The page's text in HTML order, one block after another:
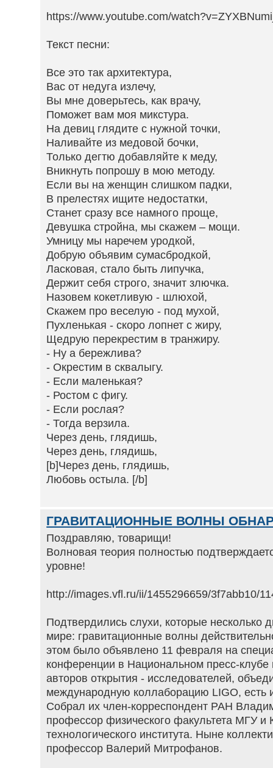
https://www.youtube.com/
Текст песни:
Все это так архитектура,
Вас от недуга излечу,
Вы мне доверьтесь, как врачу,
Поможет вам моя микстура.
На девиц глядите с нужной точки,
Наливайте из медовой бочки,
Только дегтю добавляйте к меду,
Вникнуть попрошу в мою методу.
Если вы на женщин слишком падки,
В прелестях ищите недостатки,
Станет сразу все намного проще,
Девушка стройна, мы скажем – мощи.
Умницу мы наречем уродкой,
Добрую объявим сумасбродкой,
Ласковая, стало быть липучка,
Держит себя строго, значит злючка.
Назовем кокетливую - шлюхой,
Скажем про веселую - под мухой,
Пухленькая - скоро лопнет с жиру,
Щедрую перекрестим в транжиру.
- Ну а бережлива?
- Окрестим в сквалыгу.
- Если маленькая?
- Ростом с фигу.
- Если рослая?
- Тогда верзила.
Через день, глядишь,
Через день, глядишь,
[b]Через день, глядишь,
Любовь остыла. [/b]
ГРАВИТАЦИОННЫЕ ВОЛНЫ
Поздравляю, товарищи!
Волновая теория полностью
уровне!
http://images.vfl.ru/ii/1455296659/3f7abb10/
Подтвердились слухи, которые несколько
мире: гравитационные волны
этом было объявлено 11 февраля на
конференции в Национальном пресс-
авторов открытия - исследователей,
международную коллаборацию LIGO, есть
Собрал их член-корреспондент РАН
профессор физического факультета МГУ и
технологического института. Ныне
профессор Валерий Митрофанов.